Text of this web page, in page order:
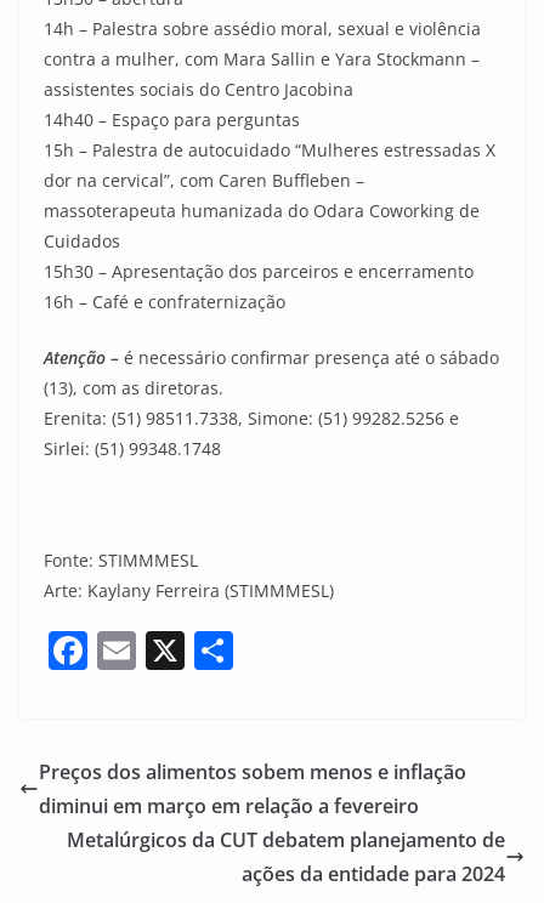
14h – Palestra sobre assédio moral, sexual e violência
contra a mulher, com Mara Sallin e Yara Stockmann –
assistentes sociais do Centro Jacobina
14h40 – Espaço para perguntas
15h – Palestra de autocuidado “Mulheres estressadas X
dor na cervical”, com Caren Buffleben –
massoterapeuta humanizada do Odara Coworking de
Cuidados
15h30 – Apresentação dos parceiros e encerramento
16h – Café e confraternização
Atenção – é necessário confirmar presença até o sábado
(13), com as diretoras.
Erenita: (51) 98511.7338, Simone: (51) 99282.5256 e
Sirlei: (51) 99348.1748
Fonte: STIMMMESL
Arte: Kaylany Ferreira (STIMMMESL)
F
e
b
o
E
l
X
e
Preços dos alimentos sobem menos e inflação
diminui em março em relação a fevereiro
Metalúrgicos da CUT debatem planejamento de
ações da entidade para 2024